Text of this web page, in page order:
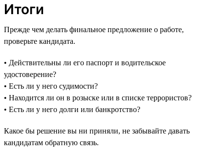
Итоги
Прежде чем делать финальное предложение о работе,
проверьте кандидата.
• Действительны ли его паспорт и водительское
удостоверение?
• Есть ли у него судимости?
• Находится ли он в розыске или в списке террористов?
• Есть ли у него долги или банкротство?
Какое бы решение вы ни приняли, не забывайте давать
кандидатам обратную связь.